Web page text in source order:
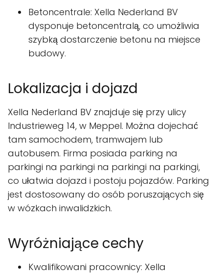
Betoncentrale: Xella Nederland BV
dysponuje betoncentralą, co umożliwia
szybką dostarczenie betonu na miejsce
budowy.
Lokalizacja i dojazd
Xella Nederland BV znajduje się przy ulicy
Industrieweg 14, w Meppel. Można dojechać
tam samochodem, tramwajem lub
autobusem. Firma posiada parking na
parkingi na parkingi na parkingi na parkingi,
co ułatwia dojazd i postoju pojazdów. Parking
jest dostosowany do osób poruszających się
w wózkach inwalidzkich.
Wyróżniające cechy
Kwalifikowani pracownicy: Xella